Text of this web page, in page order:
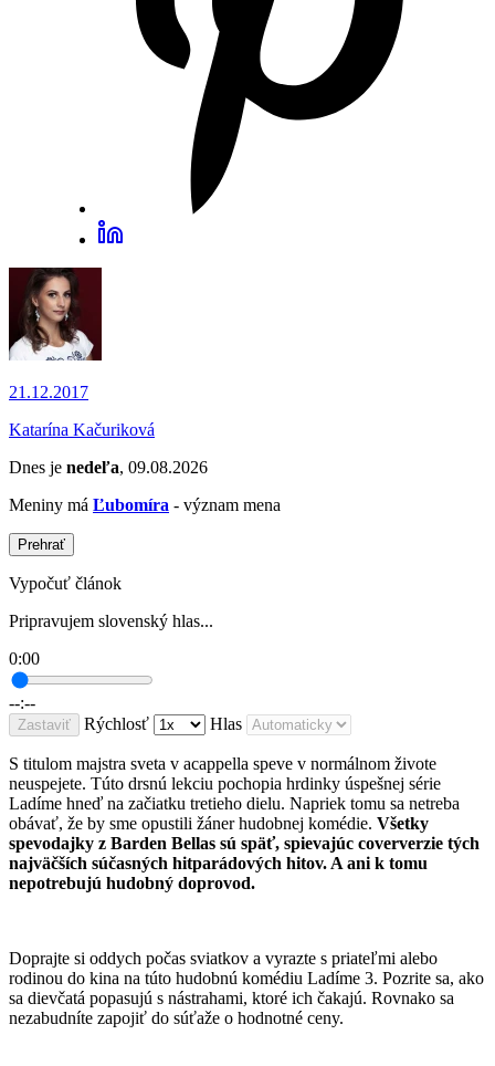
21.12.2017
Katarína Kačuriková
Dnes je nedeľa, 09.08.2026
Meniny má Ľubomíra - význam mena
Prehrať
Vypočuť článok
Pripravujem slovenský hlas...
0:00
--:--
Zastaviť Rýchlosť Hlas
S titulom majstra sveta v acappella speve v normálnom živote
neuspejete. Túto drsnú lekciu pochopia hrdinky úspešnej série
Ladíme hneď na začiatku tretieho dielu. Napriek tomu sa netreba
obávať, že by sme opustili žáner hudobnej komédie. Všetky
spevodajky z Barden Bellas sú späť, spievajúc coververzie tých
najväčších súčasných hitparádových hitov. A ani k tomu
nepotrebujú hudobný doprovod.
Doprajte si oddych počas sviatkov a vyrazte s priateľmi alebo
rodinou do kina na túto hudobnú komédiu Ladíme 3. Pozrite sa, ako
sa dievčatá popasujú s nástrahami, ktoré ich čakajú. Rovnako sa
nezabudníte zapojiť do súťaže o hodnotné ceny.